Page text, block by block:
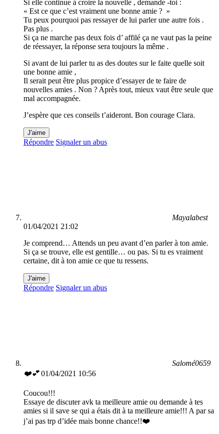
Si elle continue à croire la nouvelle , demande -toi :
« Est ce que c’est vraiment une bonne amie ? »
Tu peux pourquoi pas ressayer de lui parler une autre fois .
Pas plus .
Si ça ne marche pas deux fois d’ affilé ça ne vaut pas la peine
de réessayer, la réponse sera toujours la même .
Si avant de lui parler tu as des doutes sur le faite quelle soit
une bonne amie ,
Il serait peut être plus propice d’essayer de te faire de
nouvelles amies . Non ? Après tout, mieux vaut être seule que
mal accompagnée.
J’espère que ces conseils t’aideront. Bon courage Clara.
J'aime
Répondre Signaler un abus
Mayalabest
01/04/2021 21:02
Je comprend… Attends un peu avant d’en parler à ton amie.
Si ça se trouve, elle est gentille… ou pas. Si tu es vraiment
certaine, dit à ton amie ce que tu ressens.
J'aime
Répondre Signaler un abus
Salomé0659
❤️💕 01/04/2021 10:56
Coucou!!!
Essaye de discuter avk ta meilleure amie ou demande à tes
amies si il save se qui a étais dit à ta meilleure amie!!! A par sa
j’ai pas trp d’idée mais bonne chance!!❤️